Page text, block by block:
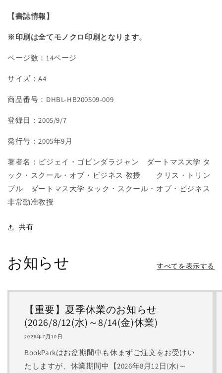
【書誌情報】
※印刷は全てモノクロ印刷となります。
ページ数：14ページ
サイズ：A4
商品番号：DHBL-HB200509-009
登録日：2005/9/7
発行号：2005年9月
著者名：ビジェイ・ゴビンダラジャン ダートマス大学 タ
ック・スクール・オブ・ビジネス 教授 クリス・トリン
ブル ダートマス大学 タック・スクール・オブ・ビジネス
非常勤准教授
共有
お知らせ すべてを表示する
【重要】夏季休業のお知らせ
(2026/8/12(水)～8/14(金)休業)
2026年7月10日
BookParkはお盆期間中も休まずご注文をお受けい
たしますが、休業期間中【2026年8月12日(水)～